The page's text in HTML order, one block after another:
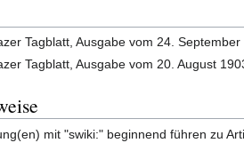
Tagblatt, Ausgabe vom 24.
Tagblatt, Ausgabe vom 20. August
mit "swiki:" beginnend führen zu